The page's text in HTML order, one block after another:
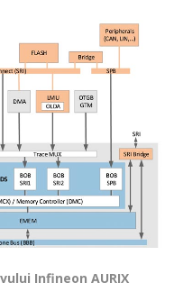
Infineon AURIX